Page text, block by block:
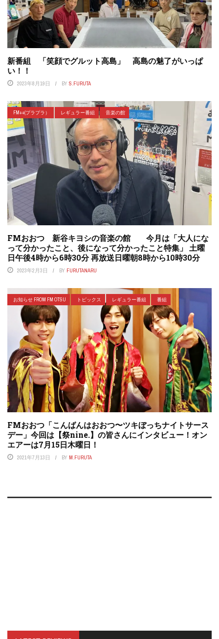
新番組 「笑顔でグルット高島」 高島の魅了がいっぱ
い！！
2023年8月19日 BY S.FURUTA
FM++(プラプラ） レギュラー番組 音楽の館
FMおおつ 新谷キヨシの音楽の館 今月は「大人にな
って分かったこと、後になって分かったこと特集」 土曜
日午後4時から6時30分 再放送日曜朝8時から10時30分
2023年2月3日 BY FURUTANARU
お知らせ FROM FM OTSU トピックス レギュラー番組 番組
FMおおつ「こんばんはおおつ〜ツキぼっちナイトサース
デー」今回は【祭nine.】の皆さんにインタビュー！オン
エアーは7月15日木曜日！
2021年7月13日 BY M.FURUTA